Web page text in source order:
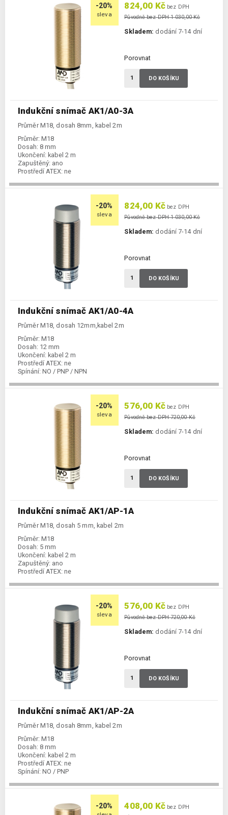
-20%
sleva
Indukční snímač AK1/A0-3A
Průměr M18, dosah 8mm, kabel 2m
Průměr: M18
Dosah: 8 mm
Ukončení: kabel 2 m
Zapuštěný: ano
Prostředí ATEX: ne
824,00 Kč bez DPH
Původně bez DPH 1 030,00 Kč
Skladem: dodání 7-14 dní
Porovnat
DO KOŠÍKU
-20%
sleva
Indukční snímač AK1/A0-4A
Průměr M18, dosah 12mm,kabel 2m
Průměr: M18
Dosah: 12 mm
Ukončení: kabel 2 m
Prostředí ATEX: ne
Spínání: NO / PNP / NPN
824,00 Kč bez DPH
Původně bez DPH 1 030,00 Kč
Skladem: dodání 7-14 dní
Porovnat
DO KOŠÍKU
-20%
sleva
Indukční snímač AK1/AP-1A
Průměr M18, dosah 5 mm, kabel 2m
Průměr: M18
Dosah: 5 mm
Ukončení: kabel 2 m
Zapuštěný: ano
Prostředí ATEX: ne
576,00 Kč bez DPH
Původně bez DPH 720,00 Kč
Skladem: dodání 7-14 dní
Porovnat
DO KOŠÍKU
-20%
sleva
Indukční snímač AK1/AP-2A
Průměr M18, dosah 8mm, kabel 2m
Průměr: M18
Dosah: 8 mm
Ukončení: kabel 2 m
Prostředí ATEX: ne
Spínání: NO / PNP
576,00 Kč bez DPH
Původně bez DPH 720,00 Kč
Skladem: dodání 7-14 dní
Porovnat
DO KOŠÍKU
-20% 408,00 Kč bez DPH